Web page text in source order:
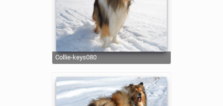
collie-keys080